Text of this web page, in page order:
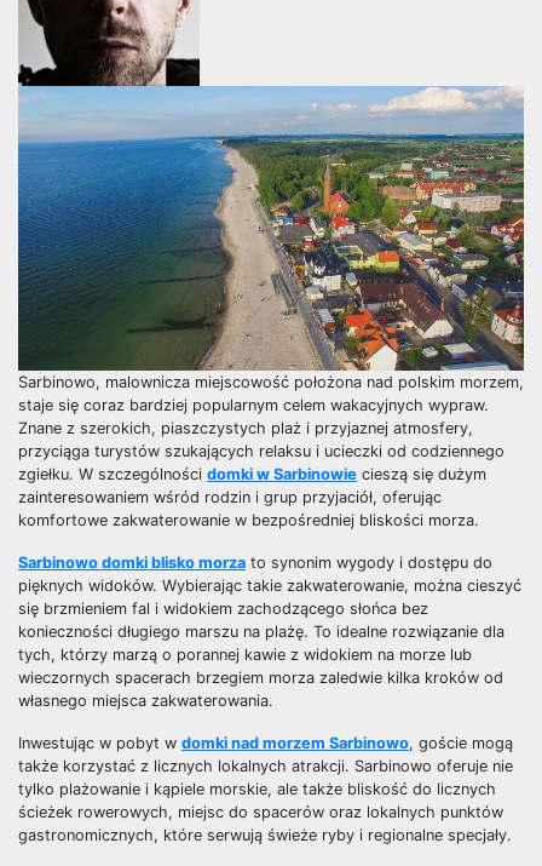
Sarbinowo, malownicza miejscowość położona nad polskim morzem,
staje się coraz bardziej popularnym celem wakacyjnych wypraw.
Znane z szerokich, piaszczystych plaż i przyjaznej atmosfery,
przyciąga turystów szukających relaksu i ucieczki od codziennego
zgiełku. W szczególności domki w Sarbinowie cieszą się dużym
zainteresowaniem wśród rodzin i grup przyjaciół, oferując
komfortowe zakwaterowanie w bezpośredniej bliskości morza.
Sarbinowo domki blisko morza to synonim wygody i dostępu do
pięknych widoków. Wybierając takie zakwaterowanie, można cieszyć
się brzmieniem fal i widokiem zachodzącego słońca bez
konieczności długiego marszu na plażę. To idealne rozwiązanie dla
tych, którzy marzą o porannej kawie z widokiem na morze lub
wieczornych spacerach brzegiem morza zaledwie kilka kroków od
własnego miejsca zakwaterowania.
Inwestując w pobyt w domki nad morzem Sarbinowo, goście mogą
także korzystać z licznych lokalnych atrakcji. Sarbinowo oferuje nie
tylko plażowanie i kąpiele morskie, ale także bliskość do licznych
ścieżek rowerowych, miejsc do spacerów oraz lokalnych punktów
gastronomicznych, które serwują świeże ryby i regionalne specjały.